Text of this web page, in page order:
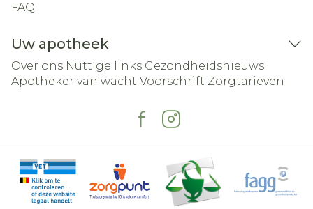
FAQ
Uw apotheek
Over ons Nuttige links Gezondheidsnieuws
Apotheker van wacht Voorschrift Zorgtarieven